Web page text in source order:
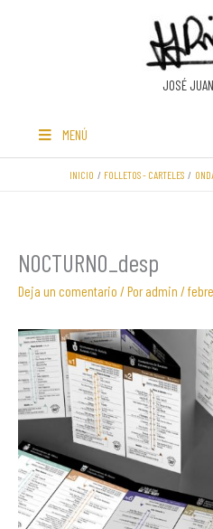
JOSÉ
MENÚ
INICIO FOLLETOS - CARTELES
NOCTURNO_desp
Deja un comentario / Poradmin /